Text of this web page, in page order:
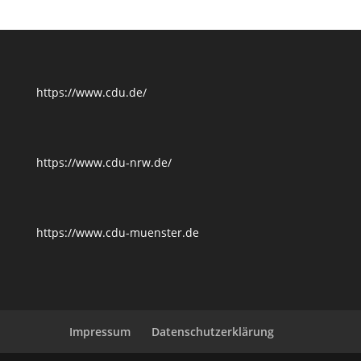
https://www.cdu.de/
https://www.cdu-nrw.de/
https://www.cdu-muenster.de
Impressum Datenschutzerklärung